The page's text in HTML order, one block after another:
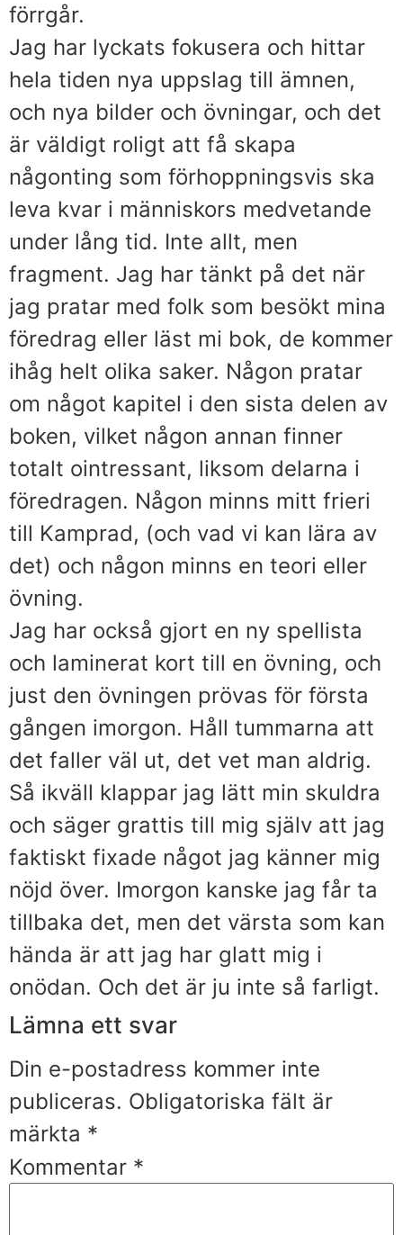
förrgår.
Jag har lyckats fokusera och hittar
hela tiden nya uppslag till ämnen,
och nya bilder och övningar, och det
är väldigt roligt att få skapa
någonting som förhoppningsvis ska
leva kvar i människors medvetande
under lång tid. Inte allt, men
fragment. Jag har tänkt på det när
jag pratar med folk som besökt mina
föredrag eller läst mi bok, de kommer
ihåg helt olika saker. Någon pratar
om något kapitel i den sista delen av
boken, vilket någon annan finner
totalt ointressant, liksom delarna i
föredragen. Någon minns mitt frieri
till Kamprad, (och vad vi kan lära av
det) och någon minns en teori eller
övning.
Jag har också gjort en ny spellista
och laminerat kort till en övning, och
just den övningen prövas för första
gången imorgon. Håll tummarna att
det faller väl ut, det vet man aldrig.
Så ikväll klappar jag lätt min skuldra
och säger grattis till mig själv att jag
faktiskt fixade något jag känner mig
nöjd över. Imorgon kanske jag får ta
tillbaka det, men det värsta som kan
hända är att jag har glatt mig i
onödan. Och det är ju inte så farligt.
Lämna ett svar
Din e-postadress kommer inte
publiceras. Obligatoriska fält är
märkta *
Kommentar *